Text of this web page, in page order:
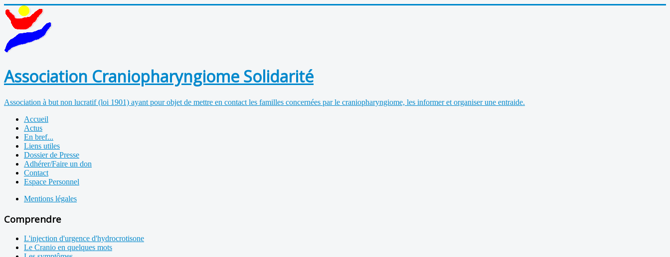
Association Craniopharyngiome Solidarité
Association à but non lucratif (loi 1901) ayant pour objet de mettre en contact les familles concernées par le craniopharyngiome, les informer et organiser une entraide.
Accueil
Actus
En bref...
Liens utiles
Dossier de Presse
Adhérer/Faire un don
Contact
Espace Personnel
Mentions légales
Comprendre
L'injection d'urgence d'hydrocrotisone
Le Cranio en quelques mots